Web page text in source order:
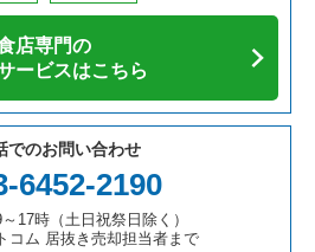
案件一覧
物件の案件一覧
き売却物件の案件一覧
の居抜き売却物件の案件一覧
却物件の案件一覧
却物件の案件一覧
却物件の案件一覧
抜き売却物件の案件一覧
却物件の案件一覧
抜き売却物件の案件一覧
居抜き売却物件の案件一覧
物件の案件一覧
焼の居抜き売却物件の案件一覧
き売却物件の案件一覧
却物件の案件一覧
却物件の案件一覧
店専門の
ービスはこちら
でのお問い合わせ
6452-2190
17時（土日祝祭日除く）
コム 居抜き売却担当者まで